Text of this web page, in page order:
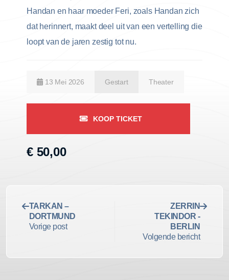
Handan en haar moeder Feri, zoals Handan zich
dat herinnert, maakt deel uit van een vertelling die
loopt van de jaren zestig tot nu.
13 Mei 2026 Gestart Theater
KOOP TICKET
€ 50,00
TARKAN –
DORTMUND
Vorige post
ZERRIN
TEKINDOR -
BERLIN
Volgende bericht